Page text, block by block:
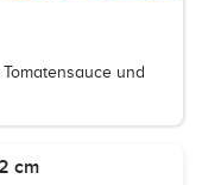
und
cm